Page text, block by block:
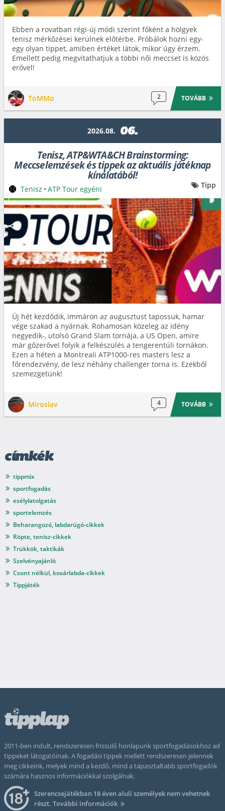
Ebben a rovatban régi-új módi szerint főként a hölgyek
tenisz mérkőzései kerülnek előtérbe. Próbálok hozni egy-
egy olyan tippet, amiben értéket látok, mikor úgy érzem.
Emellett pedig megvitathatjuk a többi női meccset is közös
erővel!
ToMMo 2 TOVÁBB
2026.08. 06.
Tenisz, ATP&WTA&CH Brainstorming:
Meccselemzések és tippek az aktuális játéknap
kínálatából!
Új hét kezdődik, immáron az augusztust tapossuk, hamar
vége szakad a nyárnak. Rohamosan közeleg az idény
negyedik-, utolsó Grand Slam tornája, a US Open, amire
már gőzerővel folyik a felkészülés a tengerentúli tornákon.
Ezen a héten a Montreali ATP1000-res masters lesz a
főrendezvény, de lesz néhány challenger torna is. Ezekből
szemezgetünk!
Miroslav 4 TOVÁBB
Tenisz • ATP Tour egyéni Tipp
címkék
tippmix
sportfogadás
esélylatolgatás
sportelemzés
Beharangozó, labdarúgó-cikkek
Röpte, tenisz-cikkek
Trükkök, taktikák
Szelvényajánló
Csont nélkül, kosárlabda-cikkek
Tippjáték
2011-ben indult, rendszeresen frissülő honlapunk sportfogadásokhoz ad
tippeket látogatóinak. A fogadási tippek mellett rendszeresen jelennek
meg cikkeink, melyek mind a kezdő, mind a tapasztaltabb sportfogadók
számára hasznos információkkal szolgálnak.
Szerencsejátékban 18 éven aluli személyek nem vehetnek
részt. További információk